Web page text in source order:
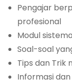
Pengajar
profesional
Modul
Soal-soal
Tips dan Trik
Informasi